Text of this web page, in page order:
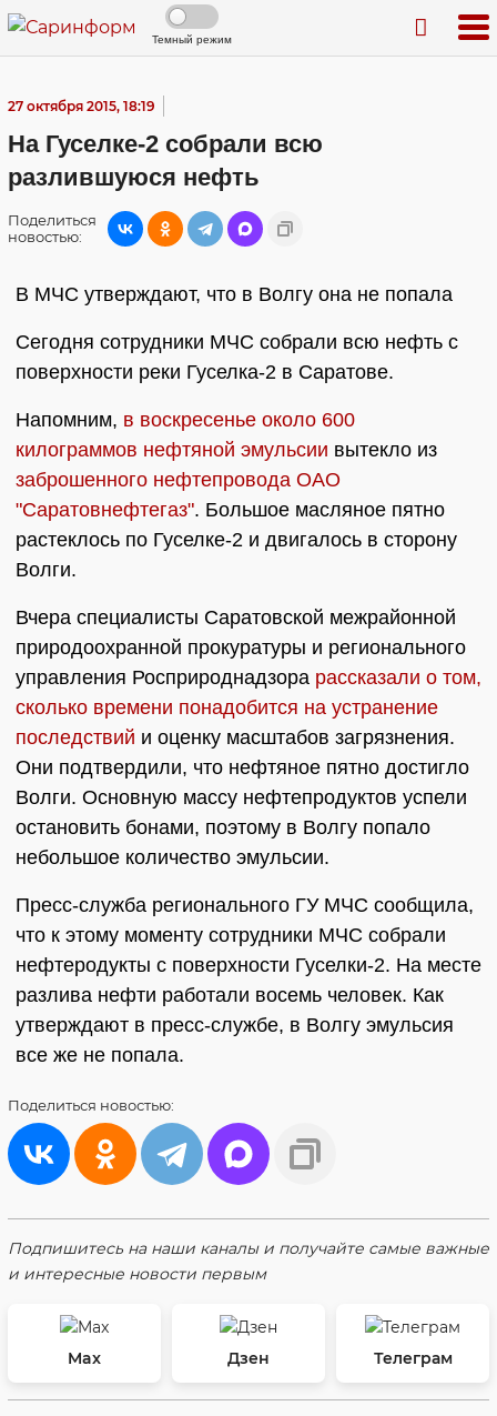
Темный режим
27 октября 2015, 18:19
На Гуселке-2 собрали всю
разлившуюся нефть
Поделиться
новостью:
В МЧС утверждают, что в Волгу она не попала
Сегодня сотрудники МЧС собрали всю нефть с
поверхности реки Гуселка-2 в Саратове.
Напомним, в воскресенье около 600
килограммов нефтяной эмульсии вытекло из
заброшенного нефтепровода ОАО
"Саратовнефтегаз". Большое масляное пятно
растеклось по Гуселке-2 и двигалось в сторону
Волги.
Вчера специалисты Саратовской межрайонной
природоохранной прокуратуры и регионального
управления Росприроднадзора рассказали о том,
сколько времени понадобится на устранение
последствий и оценку масштабов загрязнения.
Они подтвердили, что нефтяное пятно достигло
Волги. Основную массу нефтепродуктов успели
остановить бонами, поэтому в Волгу попало
небольшое количество эмульсии.
Пресс-служба регионального ГУ МЧС сообщила,
что к этому моменту сотрудники МЧС собрали
нефтеродукты с поверхности Гуселки-2. На месте
разлива нефти работали восемь человек. Как
утверждают в пресс-службе, в Волгу эмульсия
все же не попала.
Поделиться новостью:
Подпишитесь на наши каналы и получайте самые важные
и интересные новости первым
Max Дзен Телеграм